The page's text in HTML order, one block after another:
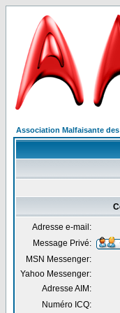
Association Malfaisante
Adresse e-mail:
Message Privé:
MSN Messenger:
Yahoo Messenger:
Adresse AIM:
Numéro ICQ: